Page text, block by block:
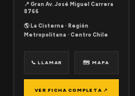
📍 Gran Av. José Miguel Carrera
8766
🌎 La Cisterna · Región
Metropolitana · Centro Chile
📞 LLAMAR 🗺 MAPA
VER FICHA COMPLETA ↗